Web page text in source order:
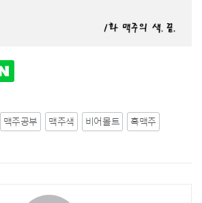
맥주공부 맥주색 비어몰트 흑맥주